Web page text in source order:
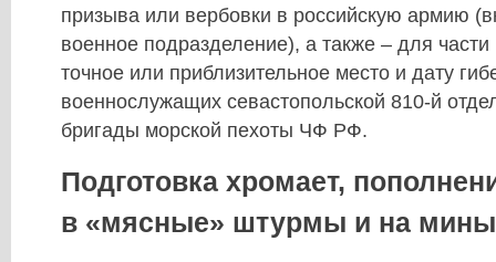
призыва или вербовки в российскую армию
военное подразделение), а также – для части
точное или приблизительное место и дату
военнослужащих севастопольской 810-й
бригады морской пехоты ЧФ РФ.
Подготовка хромает,
в «мясные» штурмы и на мины